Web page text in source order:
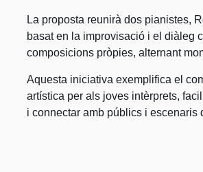
La proposta reunirà dos pianistes,
basat en la improvisació i el diàleg
composicions pròpies, alternant
Aquesta iniciativa exemplifica el
artística per als joves intèrprets,
i connectar amb públics i escenaris